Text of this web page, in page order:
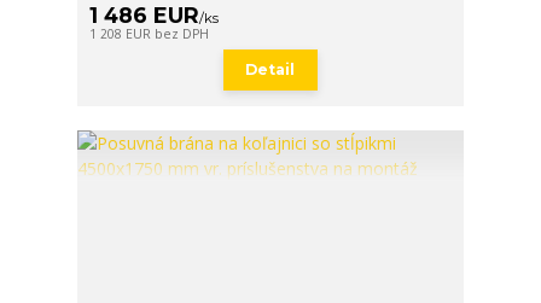
1 486 EUR/ks
1 208 EUR bez DPH
Detail